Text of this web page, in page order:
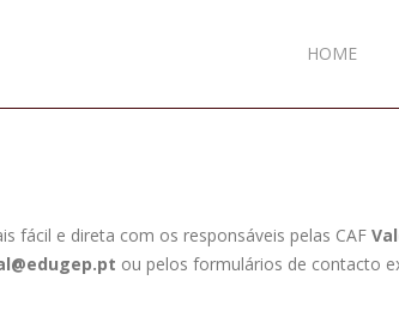
HOME
fácil e direta com os responsáveis pelas CAF
ou pelos formulários de contacto